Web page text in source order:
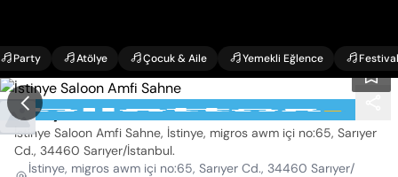
Party Atölye Çocuk & Aile Yemekli Eğlence Festival
İstinye Saloon Amfi Sahne
İstinye Saloon Amfi Sahne, İstinye, migros awm içi no:65, Sarıyer
Cd., 34460 Sarıyer/İstanbul.
İstinye, migros awm içi no:65, Sarıyer Cd., 34460 Sarıyer/